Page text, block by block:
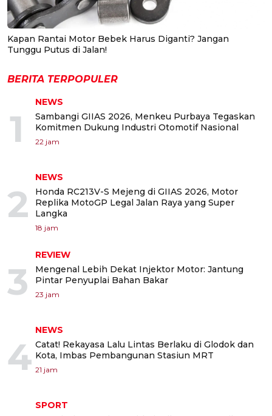
Kapan Rantai Motor Bebek Harus Diganti? Jangan
Tunggu Putus di Jalan!
BERITA TERPOPULER
1
NEWS
Sambangi GIIAS 2026, Menkeu Purbaya Tegaskan
Komitmen Dukung Industri Otomotif Nasional
22 jam
2
NEWS
Honda RC213V-S Mejeng di GIIAS 2026, Motor
Replika MotoGP Legal Jalan Raya yang Super
Langka
18 jam
3
REVIEW
Mengenal Lebih Dekat Injektor Motor: Jantung
Pintar Penyuplai Bahan Bakar
23 jam
4
NEWS
Catat! Rekayasa Lalu Lintas Berlaku di Glodok dan
Kota, Imbas Pembangunan Stasiun MRT
21 jam
SPORT